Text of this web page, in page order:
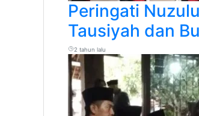
Peringati
Tausiyah dan
2 tahun lalu